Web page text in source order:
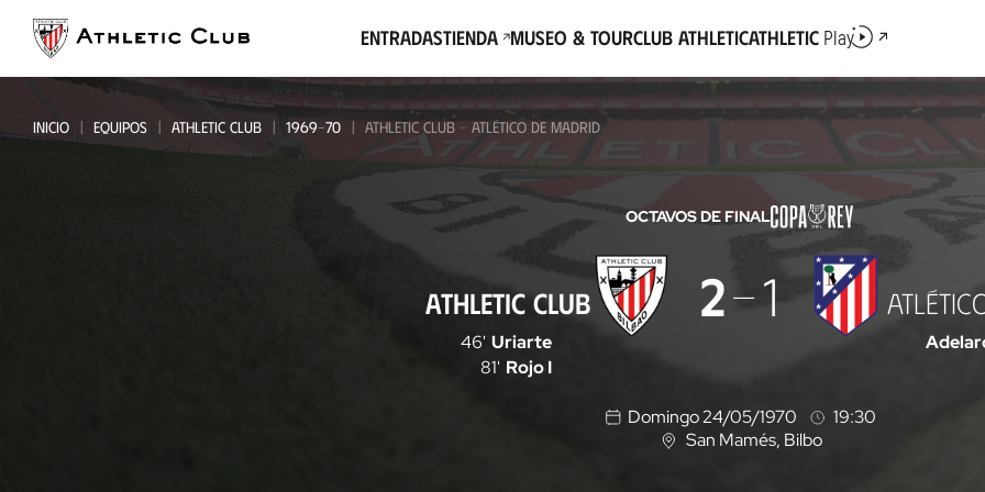
contenido
principal
EntradasTienda Museo & TourClub AthleticAthletic Play
INICIO EQUIPOS ATHLETIC CLUB 1969-70 ATHLETIC CLUB - ATLÉTICO DE MADRID
OCTAVOS DE FINAL
ATHLETIC CLUB 2 1
46' Uriarte
81' Rojo I
Domingo 24/05/1970
19:30
U
San Mamés, Bilbo